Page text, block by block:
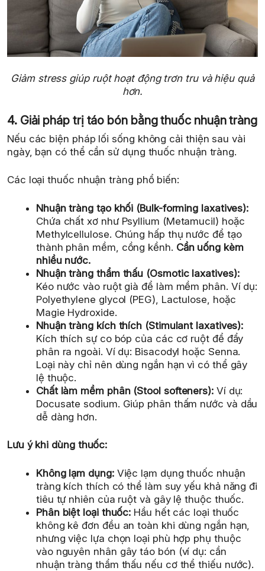
Giảm stress giúp ruột hoạt động trơn tru và hiệu quả
hơn.
4. Giải pháp trị táo bón bằng thuốc nhuận tràng
Nếu các biện pháp lối sống không cải thiện sau vài
ngày, bạn có thể cần sử dụng thuốc nhuận tràng.
Các loại thuốc nhuận tràng phổ biến:
Nhuận tràng tạo khối (Bulk-forming laxatives):
Chứa chất xơ như Psyllium (Metamucil) hoặc
Methylcellulose. Chúng hấp thụ nước để tạo
thành phân mềm, cồng kềnh. Cần uống kèm
nhiều nước.
Nhuận tràng thẩm thấu (Osmotic laxatives):
Kéo nước vào ruột già để làm mềm phân. Ví dụ:
Polyethylene glycol (PEG), Lactulose, hoặc
Magie Hydroxide.
Nhuận tràng kích thích (Stimulant laxatives):
Kích thích sự co bóp của các cơ ruột để đẩy
phân ra ngoài. Ví dụ: Bisacodyl hoặc Senna.
Loại này chỉ nên dùng ngắn hạn vì có thể gây
lệ thuộc.
Chất làm mềm phân (Stool softeners):Ví dụ:
Docusate sodium. Giúp phân thấm nước và dầu
dễ dàng hơn.
Lưu ý khi dùng thuốc:
Không lạm dụng:Việc lạm dụng thuốc nhuận
tràng kích thích có thể làm suy yếu khả năng đi
tiêu tự nhiên của ruột và gây lệ thuộc thuốc.
Phân biệt loại thuốc: Hầu hết các loại thuốc
không kê đơn đều an toàn khi dùng ngắn hạn,
nhưng việc lựa chọn loại phù hợp phụ thuộc
vào nguyên nhân gây táo bón (ví dụ: cần
nhuận tràng thẩm thấu nếu cơ thể thiếu nước).